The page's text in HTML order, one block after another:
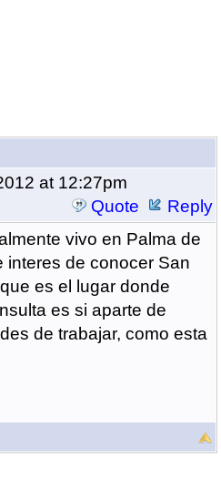
at 12:27pm
Quote
Reply
vivo en Palma de
interes de conocer San
es el lugar donde
es si aparte de
de trabajar, como esta